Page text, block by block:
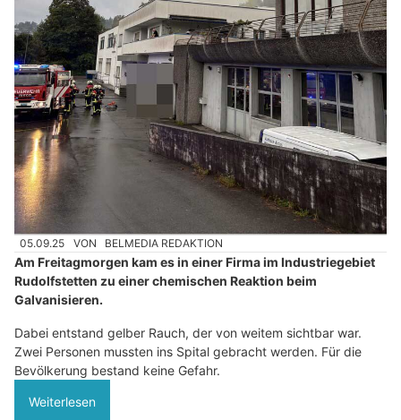
05.09.25 VON BELMEDIA REDAKTION
Am Freitagmorgen kam es in einer Firma im Industriegebiet
Rudolfstetten zu einer chemischen Reaktion beim
Galvanisieren.
Dabei entstand gelber Rauch, der von weitem sichtbar war.
Zwei Personen mussten ins Spital gebracht werden. Für die
Bevölkerung bestand keine Gefahr.
Weiterlesen